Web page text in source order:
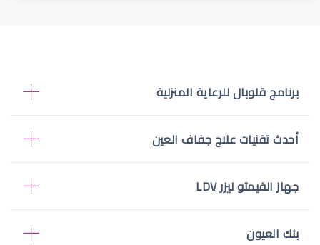
برنامج قلوبال للرعاية المنزلية
أحدث تقنيات علاج جفاف العين
جهاز الفيمتو ليزر LDV
بنك العيون